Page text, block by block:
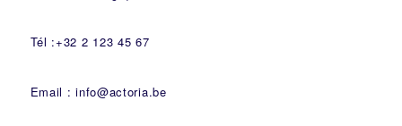
Tél :+32 2 123 45 67
Email : info@actoria.be